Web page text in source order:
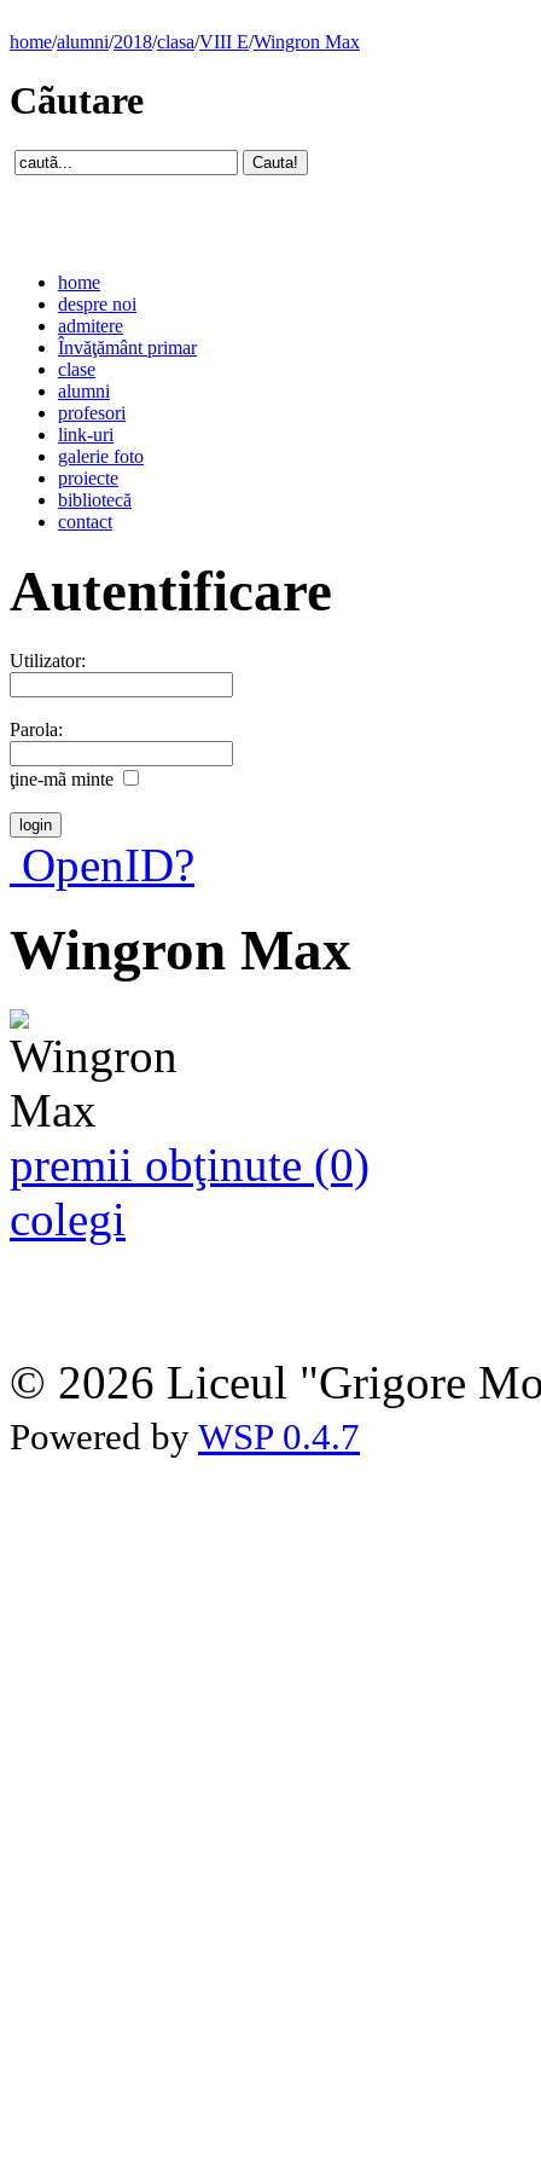
home/alumni/2018/clasa/VIII E/Wingron Max
Cãutare
home
despre noi
admitere
Învăţământ primar
clase
alumni
profesori
link-uri
galerie foto
proiecte
bibliotecă
contact
Autentificare
Utilizator:
Parola:
ţine-mã minte
OpenID?
Wingron Max
premii obţinute (0)
colegi
© 2026 Liceul "Grigore
Powered by WSP 0.4.7